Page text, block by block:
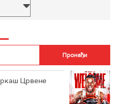
Црвене